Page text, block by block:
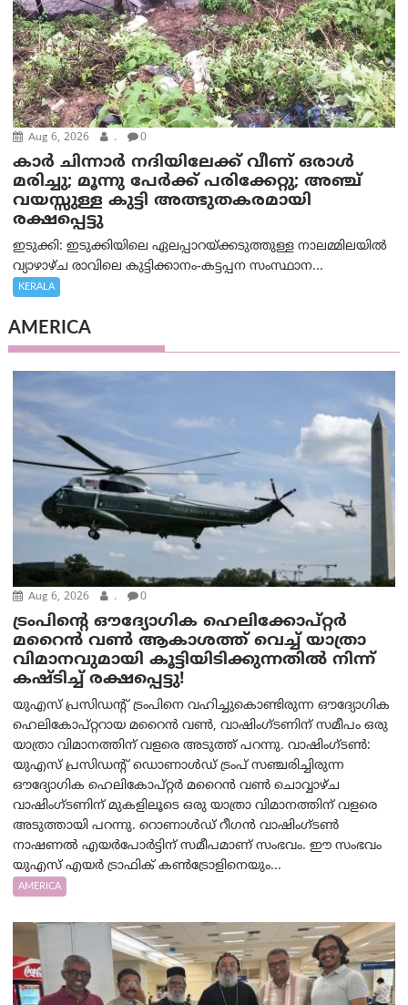
Aug 6, 2026 . 0
കാര്‍ ചിന്നാര്‍ നദിയിലേക്ക് വീണ് ഒരാള്‍
മരിച്ചു; മൂന്നു പേര്‍ക്ക് പരിക്കേറ്റു; അഞ്ച്
വയസ്സുള്ള കുട്ടി അത്ഭുതകരമായി
രക്ഷപ്പെട്ടു
ഇടുക്കി: ഇടുക്കിയിലെ ഏലപ്പാറയ്ക്കടുത്തുള്ള നാലമ്മിലയിൽ
വ്യാഴാഴ്ച രാവിലെ കുട്ടിക്കാനം-കട്ടപ്പന സംസ്ഥാന...
KERALA
AMERICA
Aug 6, 2026 . 0
ട്രം‌പിന്റെ ഔദ്യോഗിക ഹെലിക്കോപ്റ്റര്‍
മറൈന്‍ വണ്‍ ആകാശത്ത് വെച്ച് യാത്രാ
വിമാനവുമായി കൂട്ടിയിടിക്കുന്നതിൽ നിന്ന്
കഷ്ടിച്ച് രക്ഷപ്പെട്ടു!
യുഎസ് പ്രസിഡന്റ് ട്രംപിനെ വഹിച്ചുകൊണ്ടിരുന്ന ഔദ്യോഗിക
ഹെലികോപ്റ്ററായ മറൈൻ വൺ, വാഷിംഗ്ടണിന് സമീപം ഒരു
യാത്രാ വിമാനത്തിന് വളരെ അടുത്ത് പറന്നു. വാഷിംഗ്ടണ്‍:
യുഎസ് പ്രസിഡന്റ് ഡൊണാൾഡ് ട്രംപ് സഞ്ചരിച്ചിരുന്ന
ഔദ്യോഗിക ഹെലികോപ്റ്റർ മറൈൻ വൺ ചൊവ്വാഴ്ച
വാഷിംഗ്ടണിന് മുകളിലൂടെ ഒരു യാത്രാ വിമാനത്തിന് വളരെ
അടുത്തായി പറന്നു. റൊണാൾഡ് റീഗൻ വാഷിംഗ്ടൺ
നാഷണൽ എയർപോർട്ടിന് സമീപമാണ് സംഭവം. ഈ സംഭവം
യുഎസ് എയർ ട്രാഫിക് കൺട്രോളിനെയും...
AMERICA